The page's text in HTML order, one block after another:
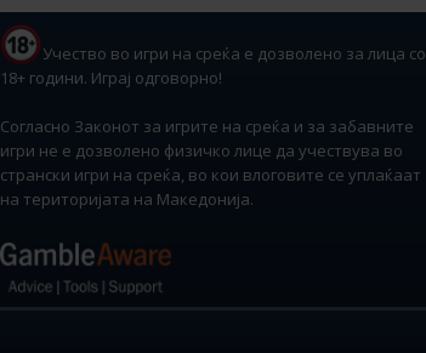
Учество во игри на среќа е дозволено за лица со
18+ години. Играј одговорно!
Согласно Законот за игрите на среќа и за забавните
игри не е дозволено физичко лице да учествува во
странски игри на среќа, во кои влоговите се уплаќаат
на територијата на Македонија.